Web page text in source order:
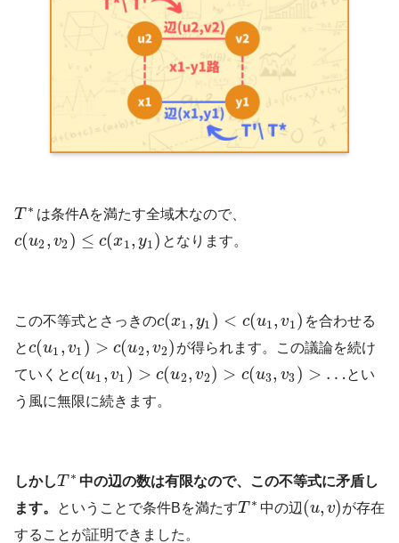
T ∗ は条件Aを満たす全域木なので、
c(u2 , v2 ) ≤ c(x1, y1) となります。
この不等式とさっきのc(x1 , y1 ) < c(u1, v1) を合わせる
とc(u1 , v1 ) > c(u2, v2) が得られます。この議論を続け
ていくとc(u1 , v1 ) > c(u2, v2) > c(u3, v3) > …とい
う風に無限に続きます。
しかしT ∗ 中の辺の数は有限なので、この不等式に矛盾し
ます。
ということで条件Bを満たすT ∗ 中の辺 (u, v)が存在
することが証明できました。